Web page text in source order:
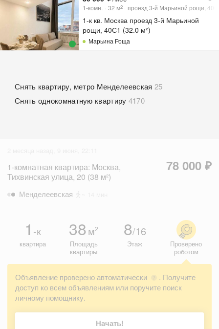
1-комн. 32 м2 проезд 3-й Марьиной рощи,
1-к кв. Москва проезд 3-й Марьиной
рощи, 40С1 (32.0 м²)
Марьина Роща
Снять квартиру, метро Менделеевская 25
Снять однокомнатную квартиру 4170
1-комнатная квартира: Москва,
Тихвинская улица, 20 (38 м²)
78 000 ₽
Менделеевская
1 -к
квартира
38м2
Площадь
квартиры
8/16
Этаж
Проверено
роботом
Объявление проверено автоматически ?
. Получите
доступ ко всем объявлениям или поручите поиск
личному помощнику.
Начать!